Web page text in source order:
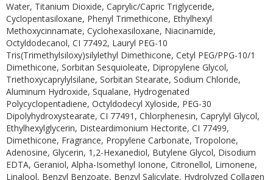
Water, Titanium Dioxide, Caprylic/Capric Triglyceride,
Cyclopentasiloxane, Phenyl Trimethicone, Ethylhexyl
Methoxycinnamate, Cyclohexasiloxane, Niacinamide,
Octyldodecanol, CI 77492, Lauryl PEG-10
Tris(Trimethylsiloxy)silylethyl Dimethicone, Cetyl PEG/PPG-10/1
Dimethicone, Sorbitan Sesquioleate, Dipropylene Glycol,
Triethoxycaprylylsilane, Sorbitan Stearate, Sodium Chloride,
Aluminum Hydroxide, Squalane, Hydrogenated
Polycyclopentadiene, Octyldodecyl Xyloside, PEG-30
Dipolyhydroxystearate, CI 77491, Chlorphenesin, Caprylyl Glycol,
Ethylhexylglycerin, Disteardimonium Hectorite, CI 77499,
Dimethicone, Fragrance, Propylene Carbonate, Tropolone,
Adenosine, Glycerin, 1,2-Hexanediol, Butylene Glycol, Disodium
EDTA, Geraniol, Alpha-Isomethyl Ionone, Citronellol, Limonene,
Linalool, Benzyl Benzoate, Benzyl Salicylate, Hydrolyzed Collagen